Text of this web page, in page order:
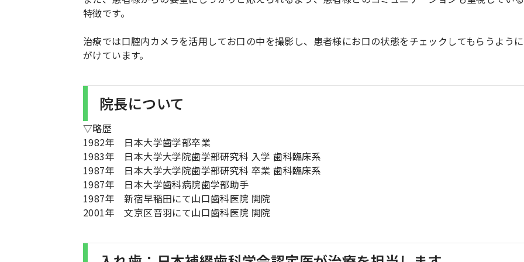
特徴です。
治療では口腔内カメラを活用してお口の中を撮影し、患者様にお口の状態をチェックしてもらうよう
がけています。
院長について
▽略歴
1982年 日本大学歯学部卒業
1983年 日本大学大学院歯学部研究科 入学 歯科臨床系
1987年 日本大学大学院歯学部研究科 卒業 歯科臨床系
1987年 日本大学歯科病院歯学部助手
1987年 新宿早稲田にて山口歯科医院 開院
2001年 文京区音羽にて山口歯科医院 開院